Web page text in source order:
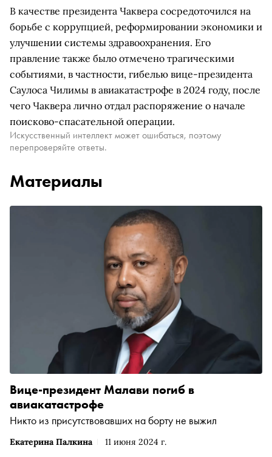
В качестве президента Чаквера сосредоточился на
борьбе с коррупцией, реформировании экономики и
улучшении системы здравоохранения. Его
правление также было отмечено трагическими
событиями, в частности, гибелью вице-президента
Саулоса Чилимы в авиакатастрофе в 2024 году, после
чего Чаквера лично отдал распоряжение о начале
поисково-спасательной операции.
Искусственный интеллект может ошибаться, поэтому
перепроверяйте ответы.
Материалы
Екатерина Палкина 11 июня 2024 г.
Вице-президент Малави погиб в
авиакатастрофе
Никто из присутствовавших на борту не выжил